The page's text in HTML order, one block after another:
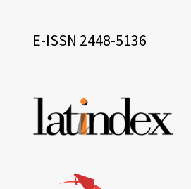
eissn
E-ISSN 2448-5136
Base
de
datos